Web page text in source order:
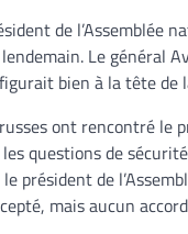
de l’Assemblée
Le général
bien à la tête de
ont rencontré le
questions de
président de
mais aucun